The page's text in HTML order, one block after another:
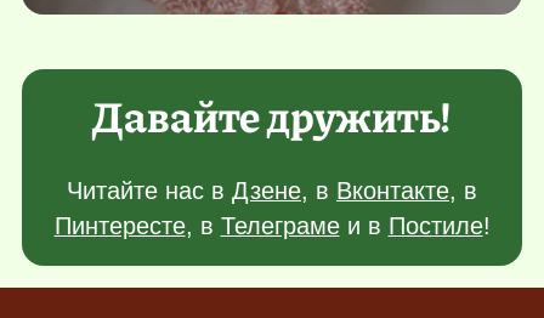
Давайте дружить!
Читайте нас в Дзене, в Вконтакте, в
Пинтересте, в Телеграмеи в Постиле!